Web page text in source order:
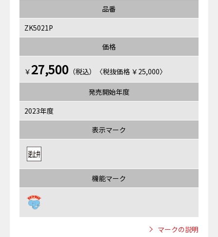
品番
ZK5021P
価格
￥ 27,500 （税込）〈税抜価格 ￥25,000〉
発売開始年度
2023年度
表示マーク
機能マーク
マークの説明